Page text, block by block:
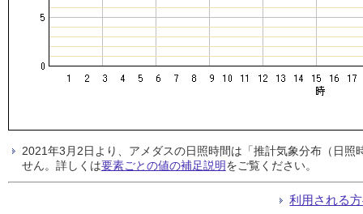
2021年3月2日より、アメダスの日照時間は「推計気象分布（日
せん。詳しくは要素ごとの値の補足説明をご覧ください。
利用される